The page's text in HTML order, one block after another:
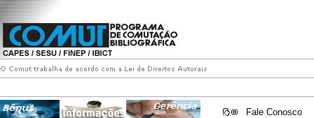
Fale Conosco